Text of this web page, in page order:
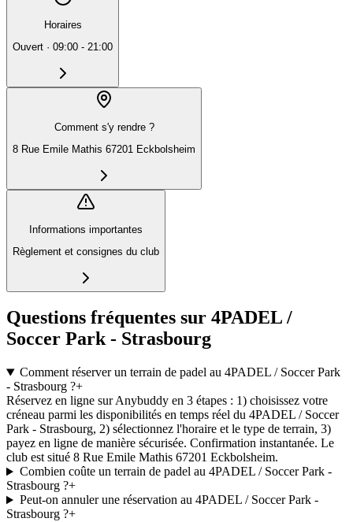
Horaires
Ouvert · 09:00 - 21:00
Comment s'y rendre ?
8 Rue Emile Mathis 67201 Eckbolsheim
Informations importantes
Règlement et consignes du club
Questions fréquentes sur 4PADEL /
Soccer Park - Strasbourg
Comment réserver un terrain de padel au 4PADEL / Soccer Park
- Strasbourg ?+
Réservez en ligne sur Anybuddy en 3 étapes : 1) choisissez votre
créneau parmi les disponibilités en temps réel du 4PADEL / Soccer
Park - Strasbourg, 2) sélectionnez l'horaire et le type de terrain, 3)
payez en ligne de manière sécurisée. Confirmation instantanée. Le
club est situé 8 Rue Emile Mathis 67201 Eckbolsheim.
Combien coûte un terrain de padel au 4PADEL / Soccer Park -
Strasbourg ?+
Peut-on annuler une réservation au 4PADEL / Soccer Park -
Strasbourg ?+